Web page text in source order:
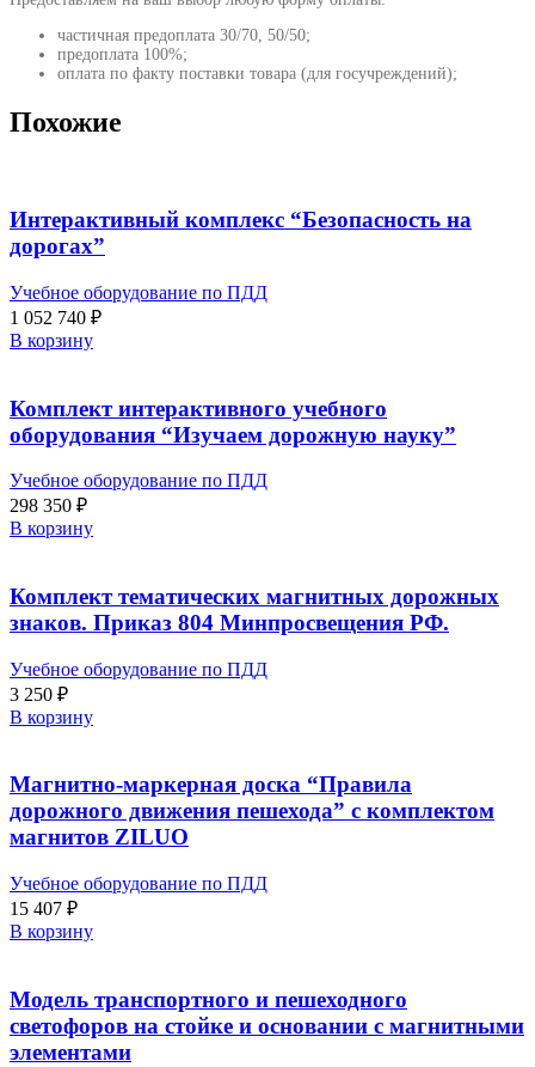
частичная предоплата 30/70, 50/50;
предоплата 100%;
оплата по факту поставки товара (для госучреждений);
Похожие
Интерактивный комплекс “Безопасность на
дорогах”
Учебное оборудование по ПДД
1 052 740 ₽
В корзину
Комплект интерактивного учебного
оборудования “Изучаем дорожную науку”
Учебное оборудование по ПДД
298 350 ₽
В корзину
Комплект тематических магнитных дорожных
знаков. Приказ 804 Минпросвещения РФ.
Учебное оборудование по ПДД
3 250 ₽
В корзину
Магнитно-маркерная доска “Правила
дорожного движения пешехода” с комплектом
магнитов ZILUO
Учебное оборудование по ПДД
15 407 ₽
В корзину
Модель транспортного и пешеходного
светофоров на стойке и основании с магнитными
элементами